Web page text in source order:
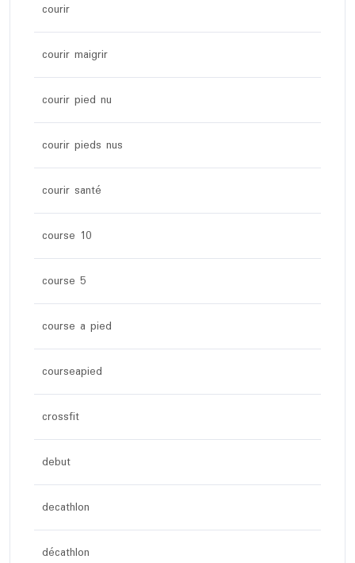
courir
courir maigrir
courir pied nu
courir pieds nus
courir santé
course 10
course 5
course a pied
courseapied
crossfit
debut
decathlon
décathlon